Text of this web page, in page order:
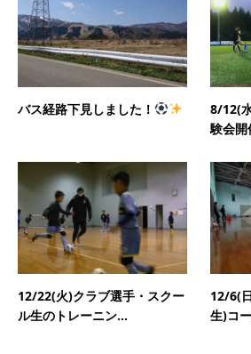
バス経路下見しました！
8/12(
験会開
12/22(火)クラブ選手・スクー
ル生のトレーニン...
12/6(
生)コ